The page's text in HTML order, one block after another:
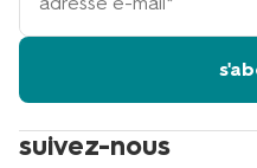
suivez-nous